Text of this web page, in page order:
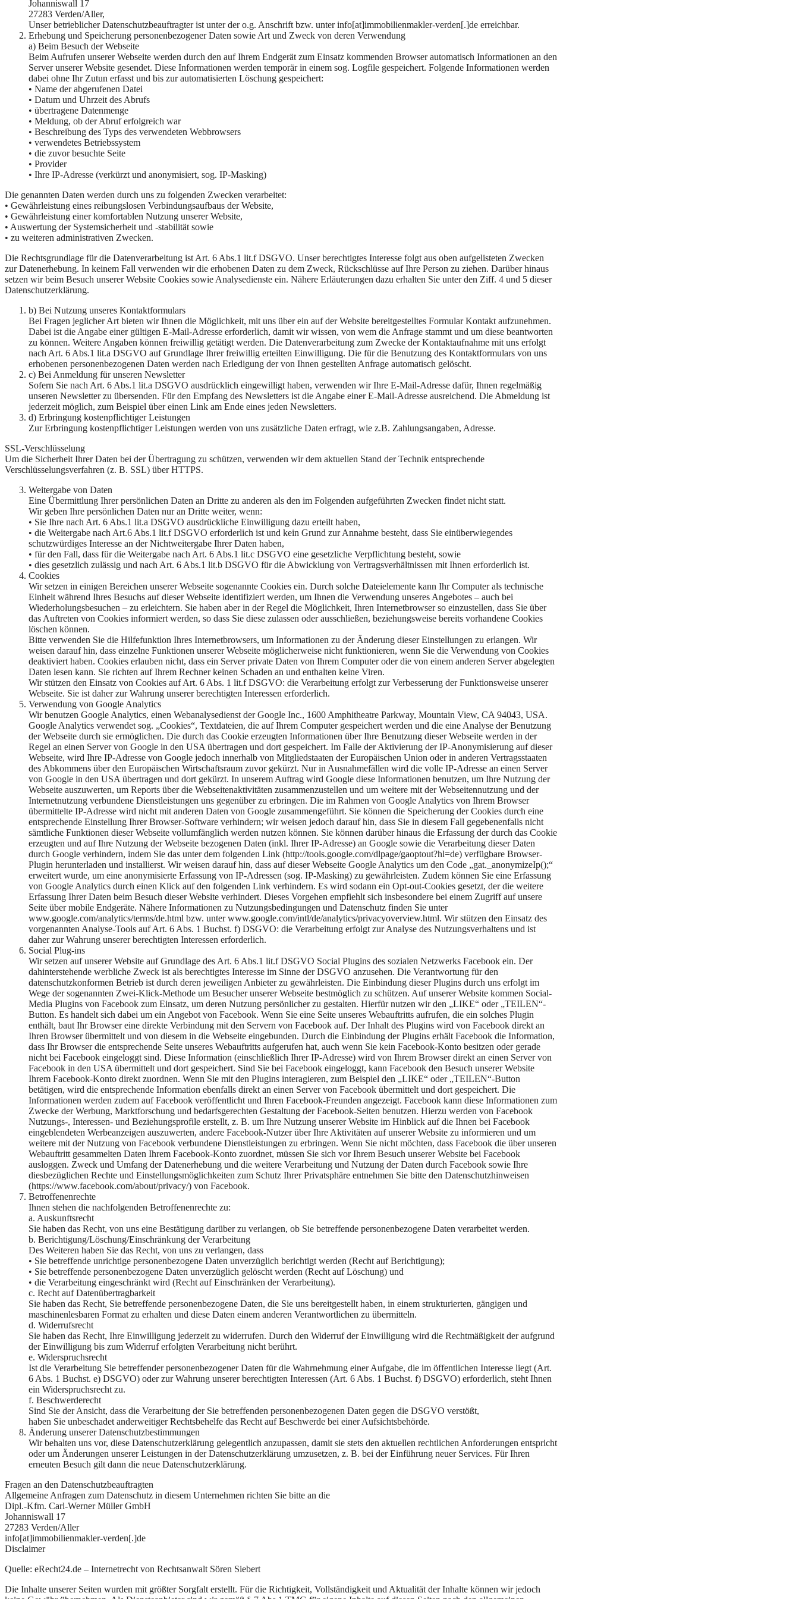
Johanniswall 17
27283 Verden/Aller,
Unser betrieblicher Datenschutzbeauftragter ist unter der o.g. Anschrift bzw. unter info[at]immobilienmakler-verden[.]de erreichbar.
Erhebung und Speicherung personenbezogener Daten sowie Art und Zweck von deren Verwendung
a) Beim Besuch der Webseite
Beim Aufrufen unserer Webseite werden durch den auf Ihrem Endgerät zum Einsatz kommenden Browser automatisch Informationen an den
Server unserer Website gesendet. Diese Informationen werden temporär in einem sog. Logfile gespeichert. Folgende Informationen werden
dabei ohne Ihr Zutun erfasst und bis zur automatisierten Löschung gespeichert:
• Name der abgerufenen Datei
• Datum und Uhrzeit des Abrufs
• übertragene Datenmenge
• Meldung, ob der Abruf erfolgreich war
• Beschreibung des Typs des verwendeten Webbrowsers
• verwendetes Betriebssystem
• die zuvor besuchte Seite
• Provider
• Ihre IP-Adresse (verkürzt und anonymisiert, sog. IP-Masking)
Die genannten Daten werden durch uns zu folgenden Zwecken verarbeitet:
• Gewährleistung eines reibungslosen Verbindungsaufbaus der Website,
• Gewährleistung einer komfortablen Nutzung unserer Website,
• Auswertung der Systemsicherheit und -stabilität sowie
• zu weiteren administrativen Zwecken.
Die Rechtsgrundlage für die Datenverarbeitung ist Art. 6 Abs.1 lit.f DSGVO. Unser berechtigtes Interesse folgt aus oben aufgelisteten Zwecken
zur Datenerhebung. In keinem Fall verwenden wir die erhobenen Daten zu dem Zweck, Rückschlüsse auf Ihre Person zu ziehen. Darüber hinaus
setzen wir beim Besuch unserer Website Cookies sowie Analysedienste ein. Nähere Erläuterungen dazu erhalten Sie unter den Ziff. 4 und 5 dieser
Datenschutzerklärung.
b) Bei Nutzung unseres Kontaktformulars
Bei Fragen jeglicher Art bieten wir Ihnen die Möglichkeit, mit uns über ein auf der Website bereitgestelltes Formular Kontakt aufzunehmen.
Dabei ist die Angabe einer gültigen E-Mail-Adresse erforderlich, damit wir wissen, von wem die Anfrage stammt und um diese beantworten
zu können. Weitere Angaben können freiwillig getätigt werden. Die Datenverarbeitung zum Zwecke der Kontaktaufnahme mit uns erfolgt
nach Art. 6 Abs.1 lit.a DSGVO auf Grundlage Ihrer freiwillig erteilten Einwilligung. Die für die Benutzung des Kontaktformulars von uns
erhobenen personenbezogenen Daten werden nach Erledigung der von Ihnen gestellten Anfrage automatisch gelöscht.
c) Bei Anmeldung für unseren Newsletter
Sofern Sie nach Art. 6 Abs.1 lit.a DSGVO ausdrücklich eingewilligt haben, verwenden wir Ihre E-Mail-Adresse dafür, Ihnen regelmäßig
unseren Newsletter zu übersenden. Für den Empfang des Newsletters ist die Angabe einer E-Mail-Adresse ausreichend. Die Abmeldung ist
jederzeit möglich, zum Beispiel über einen Link am Ende eines jeden Newsletters.
d) Erbringung kostenpflichtiger Leistungen
Zur Erbringung kostenpflichtiger Leistungen werden von uns zusätzliche Daten erfragt, wie z.B. Zahlungsangaben, Adresse.
SSL-Verschlüsselung
Um die Sicherheit Ihrer Daten bei der Übertragung zu schützen, verwenden wir dem aktuellen Stand der Technik entsprechende
Verschlüsselungsverfahren (z. B. SSL) über HTTPS.
Weitergabe von Daten
Eine Übermittlung Ihrer persönlichen Daten an Dritte zu anderen als den im Folgenden aufgeführten Zwecken findet nicht statt.
Wir geben Ihre persönlichen Daten nur an Dritte weiter, wenn:
• Sie Ihre nach Art. 6 Abs.1 lit.a DSGVO ausdrückliche Einwilligung dazu erteilt haben,
• die Weitergabe nach Art.6 Abs.1 lit.f DSGVO erforderlich ist und kein Grund zur Annahme besteht, dass Sie einüberwiegendes
schutzwürdiges Interesse an der Nichtweitergabe Ihrer Daten haben,
• für den Fall, dass für die Weitergabe nach Art. 6 Abs.1 lit.c DSGVO eine gesetzliche Verpflichtung besteht, sowie
• dies gesetzlich zulässig und nach Art. 6 Abs.1 lit.b DSGVO für die Abwicklung von Vertragsverhältnissen mit Ihnen erforderlich ist.
Cookies
Wir setzen in einigen Bereichen unserer Webseite sogenannte Cookies ein. Durch solche Dateielemente kann Ihr Computer als technische
Einheit während Ihres Besuchs auf dieser Webseite identifiziert werden, um Ihnen die Verwendung unseres Angebotes – auch bei
Wiederholungsbesuchen – zu erleichtern. Sie haben aber in der Regel die Möglichkeit, Ihren Internetbrowser so einzustellen, dass Sie über
das Auftreten von Cookies informiert werden, so dass Sie diese zulassen oder ausschließen, beziehungsweise bereits vorhandene Cookies
löschen können.
Bitte verwenden Sie die Hilfefunktion Ihres Internetbrowsers, um Informationen zu der Änderung dieser Einstellungen zu erlangen. Wir
weisen darauf hin, dass einzelne Funktionen unserer Webseite möglicherweise nicht funktionieren, wenn Sie die Verwendung von Cookies
deaktiviert haben. Cookies erlauben nicht, dass ein Server private Daten von Ihrem Computer oder die von einem anderen Server abgelegten
Daten lesen kann. Sie richten auf Ihrem Rechner keinen Schaden an und enthalten keine Viren.
Wir stützen den Einsatz von Cookies auf Art. 6 Abs. 1 lit.f DSGVO: die Verarbeitung erfolgt zur Verbesserung der Funktionsweise unserer
Webseite. Sie ist daher zur Wahrung unserer berechtigten Interessen erforderlich.
Verwendung von Google Analytics
Wir benutzen Google Analytics, einen Webanalysedienst der Google Inc., 1600 Amphitheatre Parkway, Mountain View, CA 94043, USA.
Google Analytics verwendet sog. „Cookies“, Textdateien, die auf Ihrem Computer gespeichert werden und die eine Analyse der Benutzung
der Webseite durch sie ermöglichen. Die durch das Cookie erzeugten Informationen über Ihre Benutzung dieser Webseite werden in der
Regel an einen Server von Google in den USA übertragen und dort gespeichert. Im Falle der Aktivierung der IP-Anonymisierung auf dieser
Webseite, wird Ihre IP-Adresse von Google jedoch innerhalb von Mitgliedstaaten der Europäischen Union oder in anderen Vertragsstaaten
des Abkommens über den Europäischen Wirtschaftsraum zuvor gekürzt. Nur in Ausnahmefällen wird die volle IP-Adresse an einen Server
von Google in den USA übertragen und dort gekürzt. In unserem Auftrag wird Google diese Informationen benutzen, um Ihre Nutzung der
Webseite auszuwerten, um Reports über die Webseitenaktivitäten zusammenzustellen und um weitere mit der Webseitennutzung und der
Internetnutzung verbundene Dienstleistungen uns gegenüber zu erbringen. Die im Rahmen von Google Analytics von Ihrem Browser
übermittelte IP-Adresse wird nicht mit anderen Daten von Google zusammengeführt. Sie können die Speicherung der Cookies durch eine
entsprechende Einstellung Ihrer Browser-Software verhindern; wir weisen jedoch darauf hin, dass Sie in diesem Fall gegebenenfalls nicht
sämtliche Funktionen dieser Webseite vollumfänglich werden nutzen können. Sie können darüber hinaus die Erfassung der durch das Cookie
erzeugten und auf Ihre Nutzung der Webseite bezogenen Daten (inkl. Ihrer IP-Adresse) an Google sowie die Verarbeitung dieser Daten
durch Google verhindern, indem Sie das unter dem folgenden Link (http://tools.google.com/dlpage/gaoptout?hl=de) verfügbare Browser-
Plugin herunterladen und installierst. Wir weisen darauf hin, dass auf dieser Webseite Google Analytics um den Code „gat._anonymizeIp();“
erweitert wurde, um eine anonymisierte Erfassung von IP-Adressen (sog. IP-Masking) zu gewährleisten. Zudem können Sie eine Erfassung
von Google Analytics durch einen Klick auf den folgenden Link verhindern. Es wird sodann ein Opt-out-Cookies gesetzt, der die weitere
Erfassung Ihrer Daten beim Besuch dieser Website verhindert. Dieses Vorgehen empfiehlt sich insbesondere bei einem Zugriff auf unsere
Seite über mobile Endgeräte. Nähere Informationen zu Nutzungsbedingungen und Datenschutz finden Sie unter
www.google.com/analytics/terms/de.html bzw. unter www.google.com/intl/de/analytics/privacyoverview.html. Wir stützen den Einsatz des
vorgenannten Analyse-Tools auf Art. 6 Abs. 1 Buchst. f) DSGVO: die Verarbeitung erfolgt zur Analyse des Nutzungsverhaltens und ist
daher zur Wahrung unserer berechtigten Interessen erforderlich.
Social Plug-ins
Wir setzen auf unserer Website auf Grundlage des Art. 6 Abs.1 lit.f DSGVO Social Plugins des sozialen Netzwerks Facebook ein. Der
dahinterstehende werbliche Zweck ist als berechtigtes Interesse im Sinne der DSGVO anzusehen. Die Verantwortung für den
datenschutzkonformen Betrieb ist durch deren jeweiligen Anbieter zu gewährleisten. Die Einbindung dieser Plugins durch uns erfolgt im
Wege der sogenannten Zwei-Klick-Methode um Besucher unserer Webseite bestmöglich zu schützen. Auf unserer Website kommen Social-
Media Plugins von Facebook zum Einsatz, um deren Nutzung persönlicher zu gestalten. Hierfür nutzen wir den „LIKE“ oder „TEILEN“-
Button. Es handelt sich dabei um ein Angebot von Facebook. Wenn Sie eine Seite unseres Webauftritts aufrufen, die ein solches Plugin
enthält, baut Ihr Browser eine direkte Verbindung mit den Servern von Facebook auf. Der Inhalt des Plugins wird von Facebook direkt an
Ihren Browser übermittelt und von diesem in die Webseite eingebunden. Durch die Einbindung der Plugins erhält Facebook die Information,
dass Ihr Browser die entsprechende Seite unseres Webauftritts aufgerufen hat, auch wenn Sie kein Facebook-Konto besitzen oder gerade
nicht bei Facebook eingeloggt sind. Diese Information (einschließlich Ihrer IP-Adresse) wird von Ihrem Browser direkt an einen Server von
Facebook in den USA übermittelt und dort gespeichert. Sind Sie bei Facebook eingeloggt, kann Facebook den Besuch unserer Website
Ihrem Facebook-Konto direkt zuordnen. Wenn Sie mit den Plugins interagieren, zum Beispiel den „LIKE“ oder „TEILEN“-Button
betätigen, wird die entsprechende Information ebenfalls direkt an einen Server von Facebook übermittelt und dort gespeichert. Die
Informationen werden zudem auf Facebook veröffentlicht und Ihren Facebook-Freunden angezeigt. Facebook kann diese Informationen zum
Zwecke der Werbung, Marktforschung und bedarfsgerechten Gestaltung der Facebook-Seiten benutzen. Hierzu werden von Facebook
Nutzungs-, Interessen- und Beziehungsprofile erstellt, z. B. um Ihre Nutzung unserer Website im Hinblick auf die Ihnen bei Facebook
eingeblendeten Werbeanzeigen auszuwerten, andere Facebook-Nutzer über Ihre Aktivitäten auf unserer Website zu informieren und um
weitere mit der Nutzung von Facebook verbundene Dienstleistungen zu erbringen. Wenn Sie nicht möchten, dass Facebook die über unseren
Webauftritt gesammelten Daten Ihrem Facebook-Konto zuordnet, müssen Sie sich vor Ihrem Besuch unserer Website bei Facebook
ausloggen. Zweck und Umfang der Datenerhebung und die weitere Verarbeitung und Nutzung der Daten durch Facebook sowie Ihre
diesbezüglichen Rechte und Einstellungsmöglichkeiten zum Schutz Ihrer Privatsphäre entnehmen Sie bitte den Datenschutzhinweisen
(https://www.facebook.com/about/privacy/) von Facebook.
Betroffenenrechte
Ihnen stehen die nachfolgenden Betroffenenrechte zu:
a. Auskunftsrecht
Sie haben das Recht, von uns eine Bestätigung darüber zu verlangen, ob Sie betreffende personenbezogene Daten verarbeitet werden.
b. Berichtigung/Löschung/Einschränkung der Verarbeitung
Des Weiteren haben Sie das Recht, von uns zu verlangen, dass
• Sie betreffende unrichtige personenbezogene Daten unverzüglich berichtigt werden (Recht auf Berichtigung);
• Sie betreffende personenbezogene Daten unverzüglich gelöscht werden (Recht auf Löschung) und
• die Verarbeitung eingeschränkt wird (Recht auf Einschränken der Verarbeitung).
c. Recht auf Datenübertragbarkeit
Sie haben das Recht, Sie betreffende personenbezogene Daten, die Sie uns bereitgestellt haben, in einem strukturierten, gängigen und
maschinenlesbaren Format zu erhalten und diese Daten einem anderen Verantwortlichen zu übermitteln.
d. Widerrufsrecht
Sie haben das Recht, Ihre Einwilligung jederzeit zu widerrufen. Durch den Widerruf der Einwilligung wird die Rechtmäßigkeit der aufgrund
der Einwilligung bis zum Widerruf erfolgten Verarbeitung nicht berührt.
e. Widerspruchsrecht
Ist die Verarbeitung Sie betreffender personenbezogener Daten für die Wahrnehmung einer Aufgabe, die im öffentlichen Interesse liegt (Art.
6 Abs. 1 Buchst. e) DSGVO) oder zur Wahrung unserer berechtigten Interessen (Art. 6 Abs. 1 Buchst. f) DSGVO) erforderlich, steht Ihnen
ein Widerspruchsrecht zu.
f. Beschwerderecht
Sind Sie der Ansicht, dass die Verarbeitung der Sie betreffenden personenbezogenen Daten gegen die DSGVO verstößt,
haben Sie unbeschadet anderweitiger Rechtsbehelfe das Recht auf Beschwerde bei einer Aufsichtsbehörde.
Änderung unserer Datenschutzbestimmungen
Wir behalten uns vor, diese Datenschutzerklärung gelegentlich anzupassen, damit sie stets den aktuellen rechtlichen Anforderungen entspricht
oder um Änderungen unserer Leistungen in der Datenschutzerklärung umzusetzen, z. B. bei der Einführung neuer Services. Für Ihren
erneuten Besuch gilt dann die neue Datenschutzerklärung.
Fragen an den Datenschutzbeauftragten
Allgemeine Anfragen zum Datenschutz in diesem Unternehmen richten Sie bitte an die
Dipl.-Kfm. Carl-Werner Müller GmbH
Johanniswall 17
27283 Verden/Aller
info[at]immobilienmakler-verden[.]de
Disclaimer
Quelle: eRecht24.de – Internetrecht von Rechtsanwalt Sören Siebert
Die Inhalte unserer Seiten wurden mit größter Sorgfalt erstellt. Für die Richtigkeit, Vollständigkeit und Aktualität der Inhalte können wir jedoch